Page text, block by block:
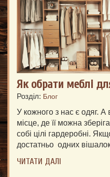
Як обрати меблі
Розділ: Блог
У кожного з нас є одяг. А
місце, де її можна
собі цілі гардеробні.
достатньо одних
ЧИТАТИ ДАЛІ